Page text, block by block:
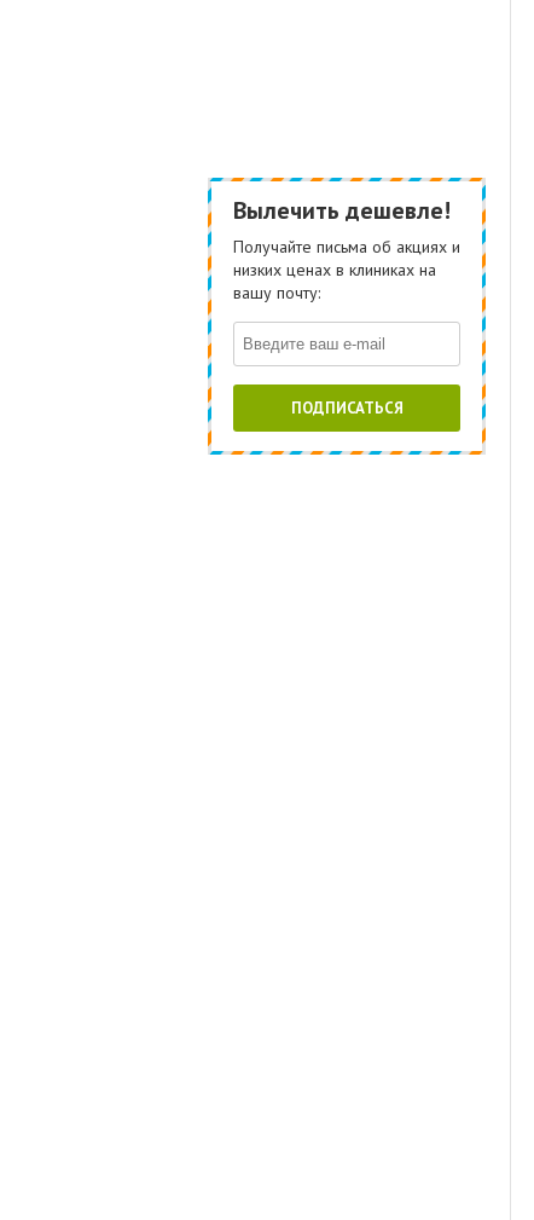
Вылечить дешевле!
Получайте письма об акциях и
низких ценах в клиниках на
вашу почту:
ПОДПИСАТЬСЯ